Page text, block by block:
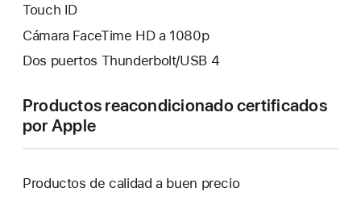
Touch ID
Cámara FaceTime HD a 1080p
Dos puertos Thunderbolt/USB 4
Productos reacondicionado certificados
por Apple
Productos de calidad a buen precio